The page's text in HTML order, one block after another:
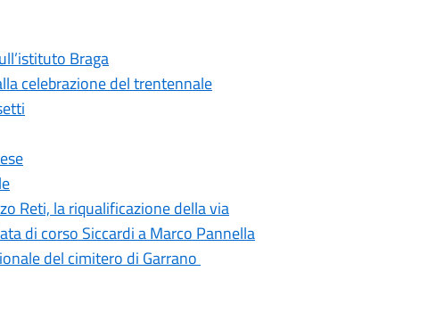
Braga
celebrazione del trentennale
Reti, la riqualificazione della via
di corso Siccardi a Marco Pannella
del cimitero di Garrano